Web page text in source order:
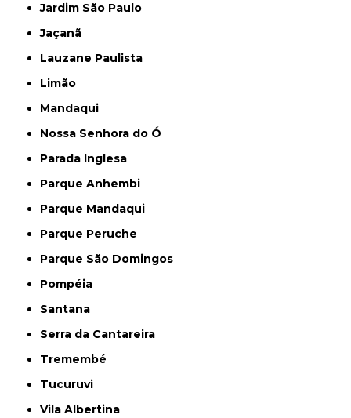
Jardim São Paulo
Jaçanã
Lauzane Paulista
Limão
Mandaqui
Nossa Senhora do Ó
Parada Inglesa
Parque Anhembi
Parque Mandaqui
Parque Peruche
Parque São Domingos
Pompéia
Santana
Serra da Cantareira
Tremembé
Tucuruvi
Vila Albertina